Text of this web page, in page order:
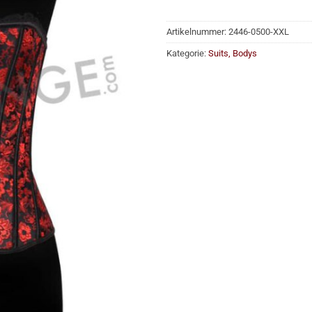
Artikelnummer: 2446-0500-XXL
Kategorie: Suits, Bodys